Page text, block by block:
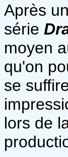
Après
série
moyen
qu'on
se
lors de